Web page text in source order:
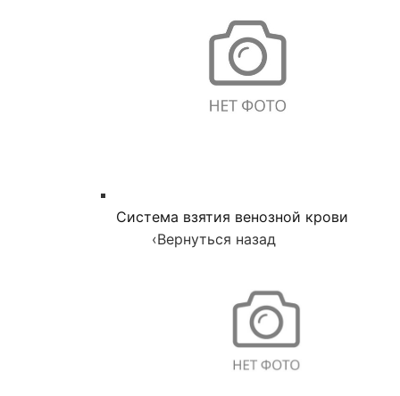
Система взятия венозной крови
‹Вернуться назад